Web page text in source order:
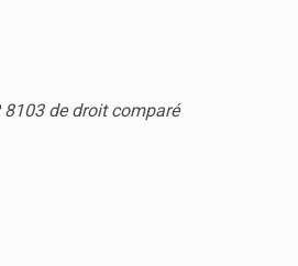
de droit comparé